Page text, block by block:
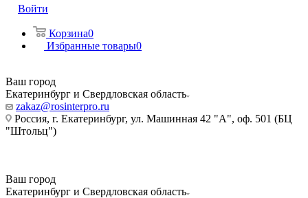
Войти
Корзина0
Избранные товары0
Ваш город
Екатеринбург и Свердловская область
zakaz@rosinterpro.ru
Россия, г. Екатеринбург, ул. Машинная 42 "А", оф. 501 (БЦ
"Штольц")
Ваш город
Екатеринбург и Свердловская область